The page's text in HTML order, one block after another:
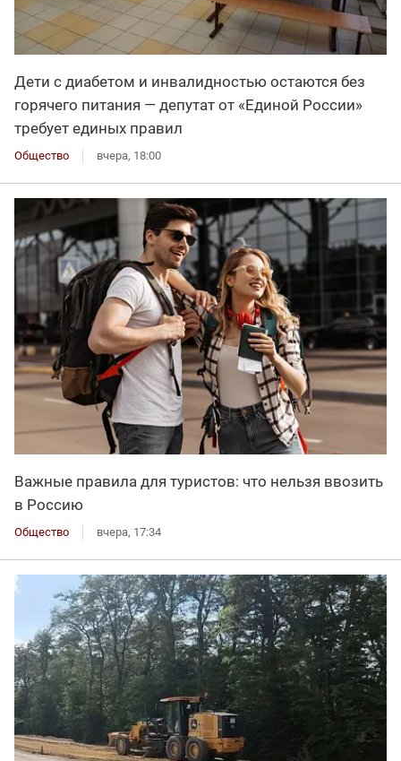
Дети с диабетом и инвалидностью остаются без
горячего питания — депутат от «Единой России»
требует единых правил
Общество вчера, 18:00
Важные правила для туристов: что нельзя ввозить
в Россию
Общество вчера, 17:34